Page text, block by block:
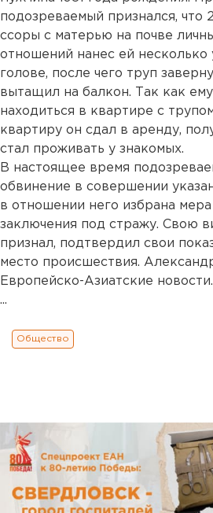
подозреваемый признался, что
ссоры с матерью на почве
отношений нанес ей несколько
голове, после чего труп
вытащил на балкон. Так как
находиться в квартире с
квартиру он сдал в аренду,
стал проживать у знакомых.
В настоящее время
обвинение в совершении
в отношении него избрана
заключения под стражу. Свою
признал, подтвердил свои
место происшествия.
Европейско-Азиатские новости.
...
Общество